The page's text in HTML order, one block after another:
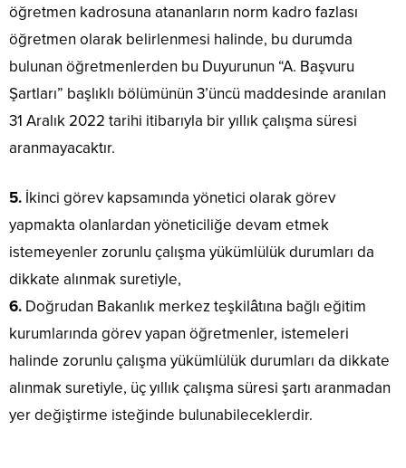
öğretmen kadrosuna atananların norm kadro fazlası
öğretmen olarak belirlenmesi halinde, bu durumda
bulunan öğretmenlerden bu Duyurunun “A. Başvuru
Şartları” başlıklı bölümünün 3’üncü maddesinde aranılan
31 Aralık 2022 tarihi itibarıyla bir yıllık çalışma süresi
aranmayacaktır.
5. İkinci görev kapsamında yönetici olarak görev
yapmakta olanlardan yöneticiliğe devam etmek
istemeyenler zorunlu çalışma yükümlülük durumları da
dikkate alınmak suretiyle,
6. Doğrudan Bakanlık merkez teşkilâtına bağlı eğitim
kurumlarında görev yapan öğretmenler, istemeleri
halinde zorunlu çalışma yükümlülük durumları da dikkate
alınmak suretiyle, üç yıllık çalışma süresi şartı aranmadan
yer değiştirme isteğinde bulunabileceklerdir.